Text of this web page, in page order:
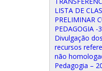
LISTA DE
PRELIMINAR
PEDAGOGIA -
Divulgação
recursos
não
Pedagogia –